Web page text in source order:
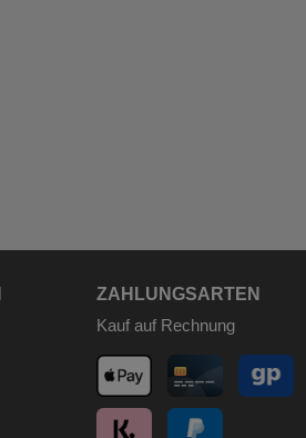
ZAHLUNGSARTEN
Kauf auf Rechnung